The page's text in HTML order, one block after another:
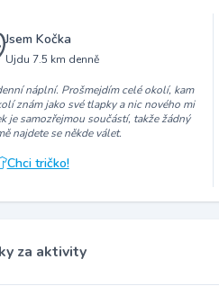
Jsem Kočka
Ujdu 7.5 km denně
náplní. Prošmejdím celé okolí, kam
znám jako své tlapky a nic nového mi
je samozřejmou součástí, takže žádný
najdete se někde válet.
Chci tričko!
za aktivity